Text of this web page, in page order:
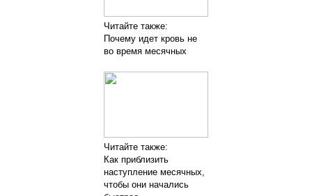
Читайте также:
Почему идет кровь не
во время месячных
Читайте также:
Как приблизить
наступление месячных,
чтобы они начались